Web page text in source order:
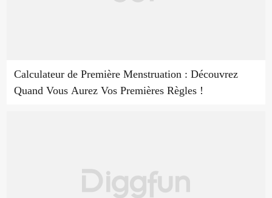
Calculateur de Première Menstruation : Découvrez
Quand Vous Aurez Vos Premières Règles !